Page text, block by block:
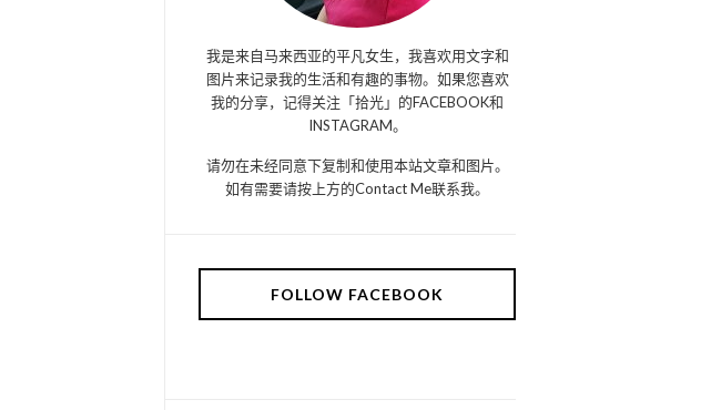
我是来自马来西亚的平凡女生，我喜欢用文字和
图片来记录我的生活和有趣的事物。如果您喜欢
我的分享，记得关注「拾光」的FACEBOOK和
INSTAGRAM。
请勿在未经同意下复制和使用本站文章和图片。
如有需要请按上方的Contact Me联系我。
FOLLOW FACEBOOK